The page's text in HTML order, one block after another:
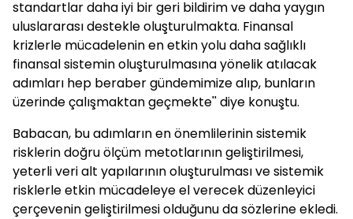
standartlar daha iyi bir geri bildirim ve daha yaygın
uluslararası destekle oluşturulmakta. Finansal
krizlerle mücadelenin en etkin yolu daha sağlıklı
finansal sistemin oluşturulmasına yönelik atılacak
adımları hep beraber gündemimize alıp, bunların
üzerinde çalışmaktan geçmekte'' diye konuştu.
Babacan, bu adımların en önemlilerinin sistemik
risklerin doğru ölçüm metotlarının geliştirilmesi,
yeterli veri alt yapılarının oluşturulması ve sistemik
risklerle etkin mücadeleye el verecek düzenleyici
çerçevenin geliştirilmesi olduğunu da sözlerine ekledi.